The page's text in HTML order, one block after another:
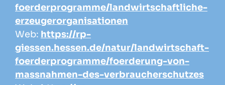
foerderprogramme/landwirtschaftliche-
erzeugerorganisationen
Web: https://rp-
giessen.hessen.de/natur/landwirtschaft-
foerderprogramme/foerderung-von-
massnahmen-des-verbraucherschutzes